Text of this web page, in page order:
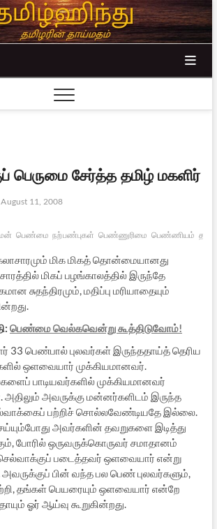
சேர்த்த தமிழ் மகளிர்
August 11, 2008
பெண்மை நற்பண்புகள் பெண்ணுரிமை பெண்ணியம்
மிக மிகத் தொன்மையானது
மிகப் பழங்காலத்தில் இருந்தே
சுதந்திரமும், மதிப்பு மரியாதையும்
பெண்மை வெல்கவென்று கூத்திடுவோம்!
33 பெண்பால் புலவர்கள் இருந்ததாய்த் தெரிய
ஒளவையார் முக்கியமானவர்.
பாடியவர்களில் முக்கியமானவர்
அவருக்கு மன்னர்களிடம் இருந்த
பற்றிச் சொல்லவேண்டியதே இல்லை.
அவர்களின் தவறுகளை இடித்து
போரில் ஒருவருக்கொருவர் சமாதானம்
செல்வாக்குப் படைத்தவர் ஒளவையார் என்று
அவருக்குப் பின் வந்த பல பெண் புலவர்களும்,
தங்கள் பெயரையும் ஒளவையார் என்றே
ஓர் ஆய்வு கூறுகின்றது.